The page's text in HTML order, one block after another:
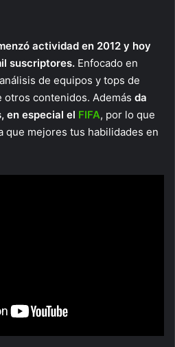
actividad en 2012 y hoy
suscriptores. Enfocado en
de equipos y tops de
contenidos. Además da
en especial el FIFA, por lo que
que mejores tus habilidades en